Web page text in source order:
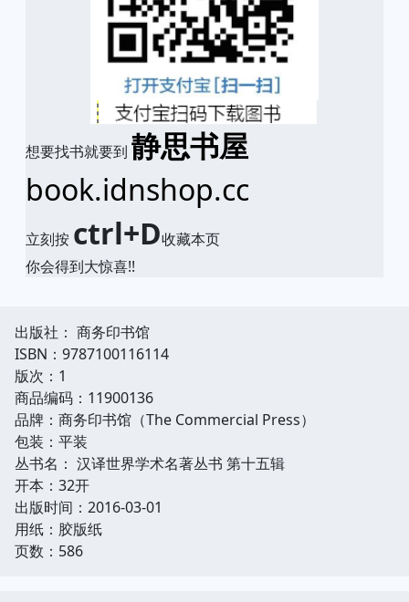
想要找书就要到 静思书屋
book.idnshop.cc
立刻按 ctrl+D收藏本页
你会得到大惊喜!!
出版社： 商务印书馆
ISBN：9787100116114
版次：1
商品编码：11900136
品牌：商务印书馆（The Commercial Press）
包装：平装
丛书名： 汉译世界学术名著丛书 第十五辑
开本：32开
出版时间：2016-03-01
用纸：胶版纸
页数：586